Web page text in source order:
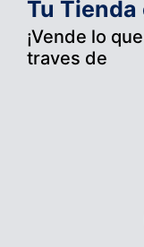
Tu Tienda
¡Vende lo
traves de